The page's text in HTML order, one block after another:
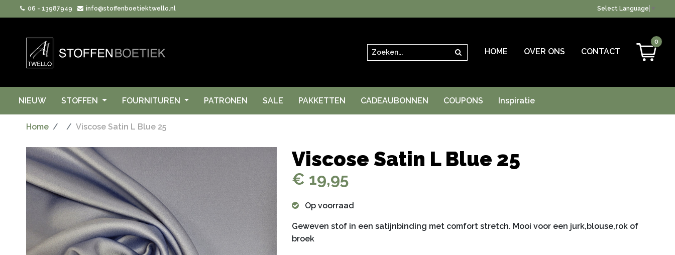
06 - 13987949 info@stoffenboetiektwello.nl Select Language
Zoeken Zoeken HOME OVER ONS CONTACT
0
NIEUW STOFFEN FOURNITUREN PATRONEN SALE PAKKETTEN CADEAUBONNEN COUPONS Inspiratie
Home Viscose Satin L Blue 25
Viscose Satin L Blue 25
€ 19,95
Op voorraad
Geweven stof in een satijnbinding met comfort stretch. Mooi voor een jurk,blouse,rok of
broek